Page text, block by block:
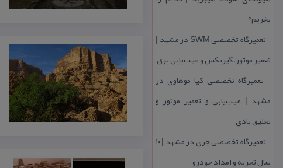
بخریم؟
::
تعمیرگاه تخصصی SWM در مشهد |
تعمیر موتور، گیربكس و عیب‌یابی برق
:: تعمیرگاه تخصصی كیا موهاوی در
مشهد | عیب‌یابی و تعمیر موتور و
تعلیق بادی
::
تعمیرگاه تخصصی چری در مشهد | ۱۰
سال تجربه و امداد خودرو